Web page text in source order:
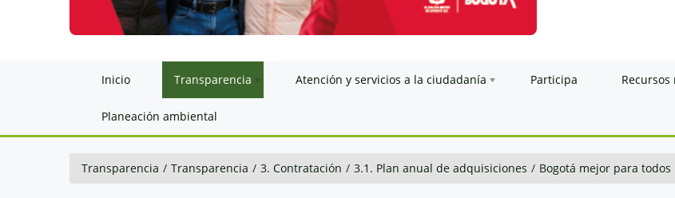
Inicio Transparencia Atención y servicios a la ciudadanía Participa
Planeación ambiental
Transparencia / Transparencia / 3. Contratación / 3.1. Plan anual de adquisiciones / Bogotá mejor para todos